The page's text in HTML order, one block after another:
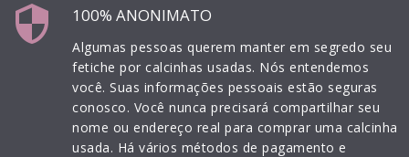
security 100% ANONIMATO
Algumas pessoas querem manter em segredo seu
fetiche por calcinhas usadas. Nós entendemos
você. Suas informações pessoais estão seguras
conosco. Você nunca precisará compartilhar seu
nome ou endereço real para comprar uma calcinha
usada. Há vários métodos de pagamento e